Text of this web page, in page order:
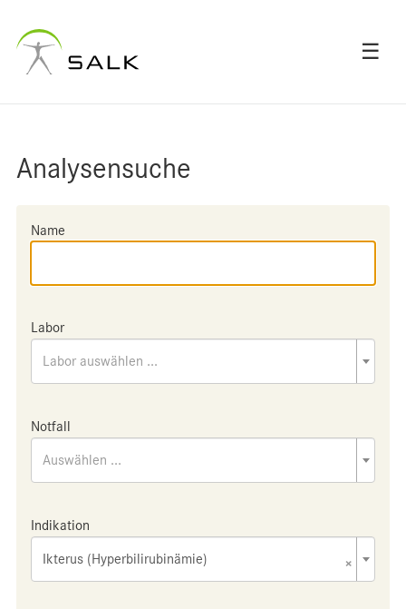
☰
Analysensuche
Name
Labor
Labor auswählen ...
Notfall
Auswählen ...
Indikation
×
Ikterus (Hyperbilirubinämie)